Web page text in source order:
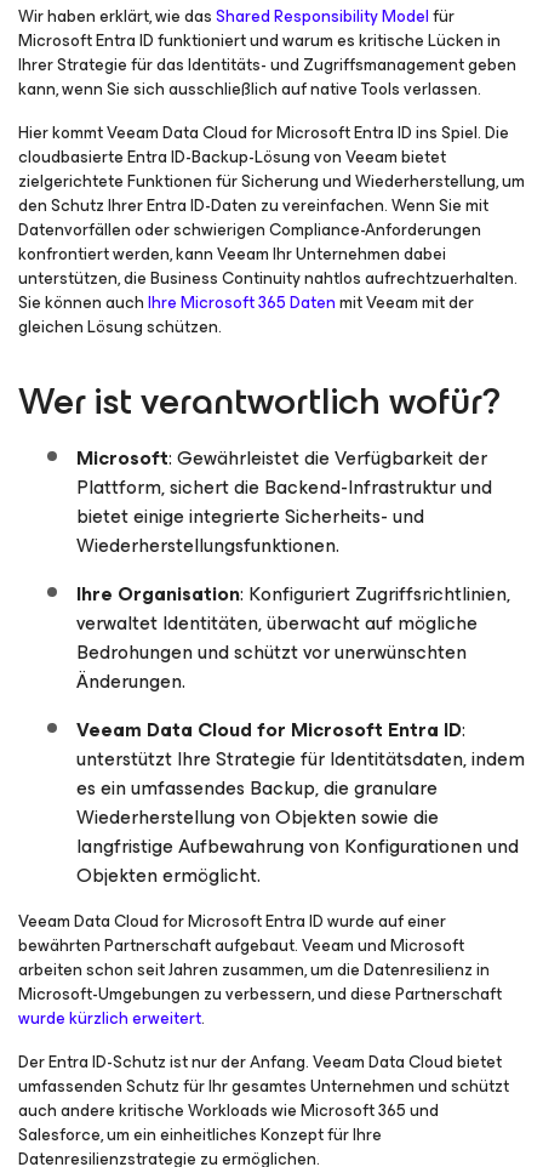
Wir haben erklärt, wie dasShared Responsibility Modelfür
Microsoft Entra ID funktioniert und warum es kritische Lücken in
Ihrer Strategie für das Identitäts- und Zugriffsmanagement geben
kann, wenn Sie sich ausschließlich auf native Tools verlassen.
Hier kommt Veeam Data Cloudfor Microsoft Entra IDins Spiel. Die
cloudbasierte Entra ID-Backup-Lösung von Veeam bietet
zielgerichtete Funktionen für Sicherung und Wiederherstellung, um
den Schutz Ihrer Entra ID-Daten zu vereinfachen. Wenn Sie mit
Datenvorfällen oder schwierigen Compliance-Anforderungen
konfrontiert werden, kann Veeam Ihr Unternehmen dabei
unterstützen, die Business Continuity nahtlos aufrechtzuerhalten.
Sie können auchIhre Microsoft 365 Datenmit Veeam mit der
gleichen Lösung schützen.
Wer ist verantwortlich wofür?
Microsoft: Gewährleistet die Verfügbarkeit der
Plattform, sichert die Backend-Infrastruktur und
bietet einige integrierte Sicherheits- und
Wiederherstellungsfunktionen.
Ihre Organisation: Konfiguriert Zugriffsrichtlinien,
verwaltet Identitäten, überwacht auf mögliche
Bedrohungen und schützt vor unerwünschten
Änderungen.
Veeam Data Cloudfor Microsoft Entra ID:
unterstützt Ihre Strategie für Identitätsdaten, indem
es ein umfassendes Backup, die granulare
Wiederherstellung von Objekten sowie die
langfristige Aufbewahrung von Konfigurationen und
Objekten ermöglicht.
Veeam Data Cloudfor Microsoft Entra IDwurde auf einer
bewährten Partnerschaft aufgebaut. Veeam und Microsoft
arbeiten schon seit Jahren zusammen, um die Datenresilienz in
Microsoft-Umgebungen zu verbessern, und diese Partnerschaft
wurde kürzlich erweitert.
Der Entra ID-Schutz ist nur der Anfang. Veeam Data Cloud bietet
umfassenden Schutz für Ihr gesamtes Unternehmen und schützt
auch andere kritische Workloads wie Microsoft 365 und
Salesforce, um ein einheitliches Konzept für Ihre
Datenresilienzstrategie zu ermöglichen.